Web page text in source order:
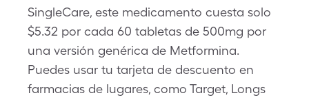
SingleCare, este medicamento cuesta solo
$5.32 por cada 60 tabletas de 500mg por
una versión genérica de Metformina.
Puedes usar tu tarjeta de descuento en
farmacias de lugares, como Target, Longs